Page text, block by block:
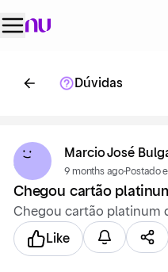
Dúvidas
Marcio José
9 months ago·Postado
Chegou cartão
Chegou cartão platinum
Like